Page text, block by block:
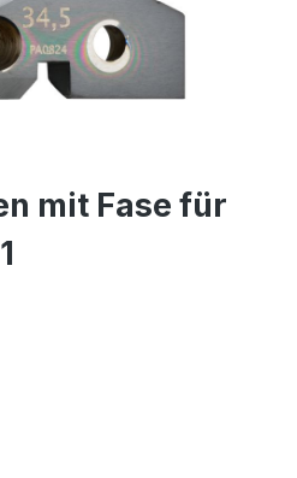
mit Fase für